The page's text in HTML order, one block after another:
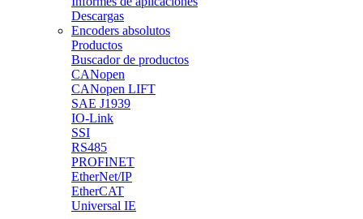
Descargas
Encoders absolutos
Productos
Buscador de productos
CANopen
CANopen LIFT
SAE J1939
IO-Link
SSI
RS485
PROFINET
EtherNet/IP
EtherCAT
Universal IE